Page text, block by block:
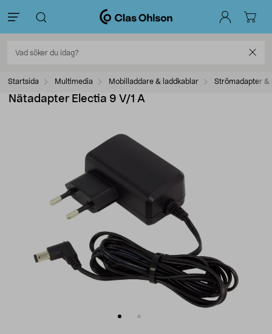
Startsida Multimedia Mobilladdare & laddkablar Strömadapter &
Nätadapter Electia 9 V/1 A